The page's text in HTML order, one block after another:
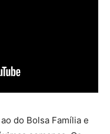
do Bolsa Família e